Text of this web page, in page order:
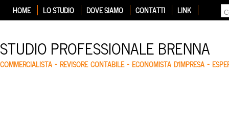
HOME LO STUDIO DOVE SIAMO CONTATTI LINK
STUDIO PROFESSIONALE BRENNA
COMMERCIALISTA – REVISORE CONTABILE – ECONOMISTA D'IMPRESA –